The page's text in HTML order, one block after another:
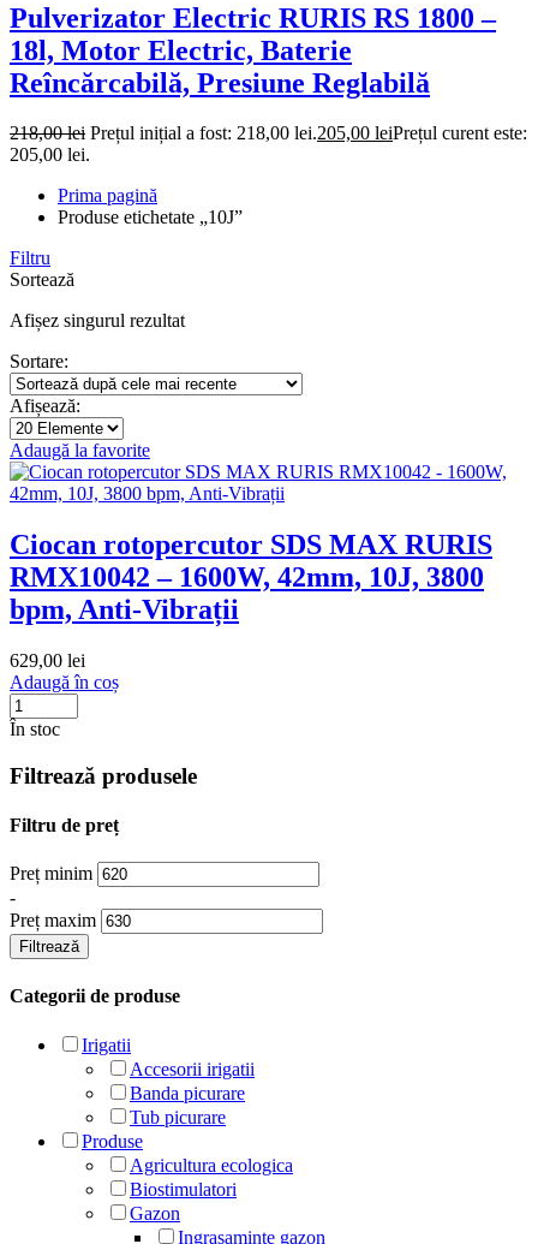
Pulverizator Electric RURIS RS 1800 –
18l, Motor Electric, Baterie
Reîncărcabilă, Presiune Reglabilă
218,00lei Prețul inițial a fost: 218,00 lei.205,00 leiPrețul curent este:
205,00 lei.
Prima pagină
Produse etichetate „10J”
Filtru
Sortează
Afișez singurul rezultat
Sortare:
Afișează:
Adaugă la favorite
Ciocan rotopercutor SDS MAX RURIS
RMX10042 – 1600W, 42mm, 10J, 3800
bpm, Anti-Vibrații
629,00 lei
Adaugă în coș
În stoc
Filtrează produsele
Filtru de preț
Preț minim
-
Preț maxim
Filtrează
Categorii de produse
Irigatii
Accesorii irigatii
Banda picurare
Tub picurare
Produse
Agricultura ecologica
Biostimulatori
Gazon
Ingrasaminte gazon